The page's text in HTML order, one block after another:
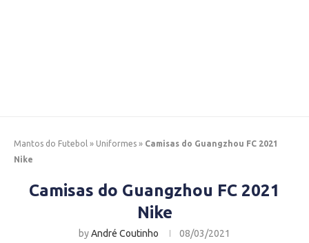
Mantos do Futebol » Uniformes » Camisas do Guangzhou FC 2021
Nike
Camisas do Guangzhou FC 2021
Nike
byAndré Coutinho 08/03/2021